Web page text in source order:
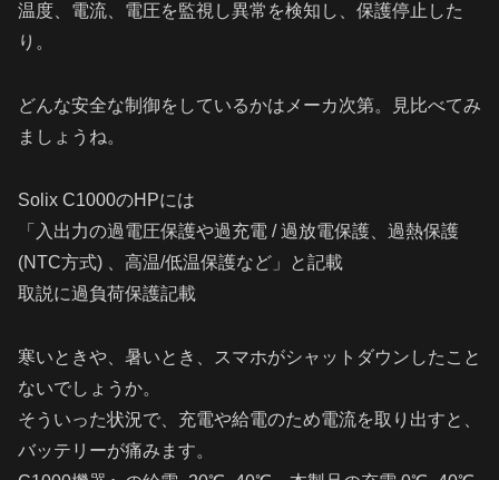
温度、電流、電圧を監視し異常を検知し、保護停止した
り。
どんな安全な制御をしているかはメーカ次第。見比べてみ
ましょうね。
Solix C1000のHPには
「入出力の過電圧保護や過充電 / 過放電保護、過熱保護
(NTC方式) 、高温/低温保護など」と記載
取説に過負荷保護記載
寒いときや、暑いとき、スマホがシャットダウンしたこと
ないでしょうか。
そういった状況で、充電や給電のため電流を取り出すと、
バッテリーが痛みます。